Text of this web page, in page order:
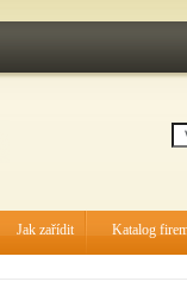
Jak zařídit Katalog